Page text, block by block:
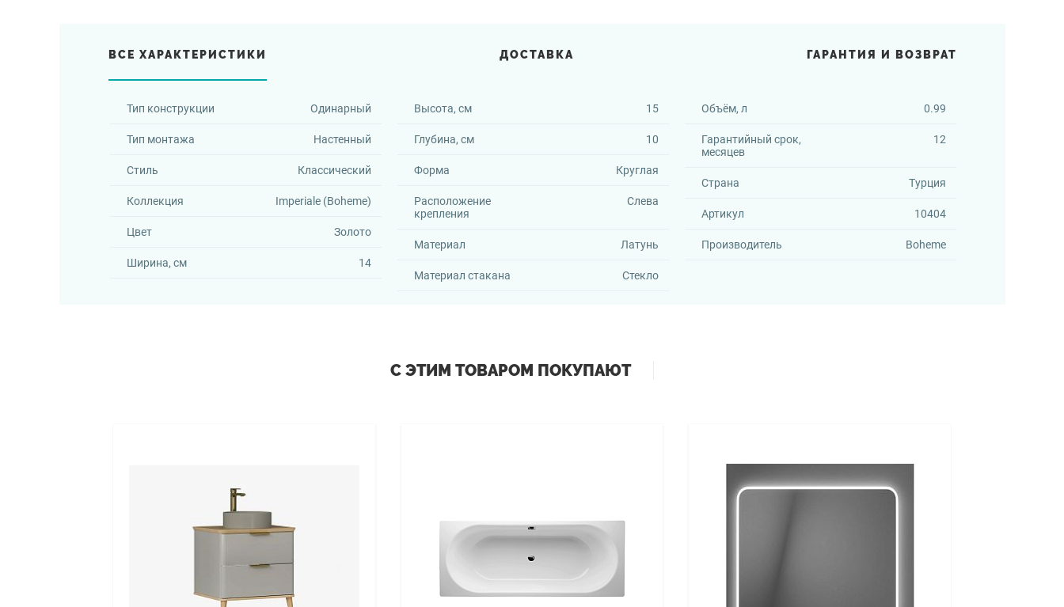
ВСЕ ХАРАКТЕРИСТИКИ ДОСТАВКА ГАРАНТИЯ И ВОЗВРАТ
Тип конструкции Одинарный
Тип монтажа Настенный
Стиль Классический
Коллекция Imperiale (Boheme)
Цвет Золото
Ширина, см 14
Высота, см 15
Глубина, см 10
Форма Круглая
Расположение
крепления
Слева
Материал Латунь
Материал стакана Стекло
Объём, л 0.99
Гарантийный срок,
месяцев
12
Страна Турция
Артикул 10404
Производитель Boheme
С ЭТИМ ТОВАРОМ ПОКУПАЮТ